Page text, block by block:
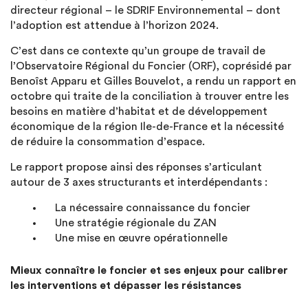
directeur régional – le SDRIF Environnemental – dont
l’adoption est attendue à l’horizon 2024.
C’est dans ce contexte qu’un groupe de travail de
l’Observatoire Régional du Foncier (ORF), coprésidé par
Benoîst Apparu et Gilles Bouvelot, a rendu un rapport en
octobre qui traite de la conciliation à trouver entre les
besoins en matière d’habitat et de développement
économique de la région Ile-de-France et la nécessité
de réduire la consommation d’espace.
Le rapport propose ainsi des réponses s’articulant
autour de 3 axes structurants et interdépendants :
La nécessaire connaissance du foncier
Une stratégie régionale du ZAN
Une mise en œuvre opérationnelle
Mieux connaître le foncier et ses enjeux pour calibrer
les interventions et dépasser les résistances